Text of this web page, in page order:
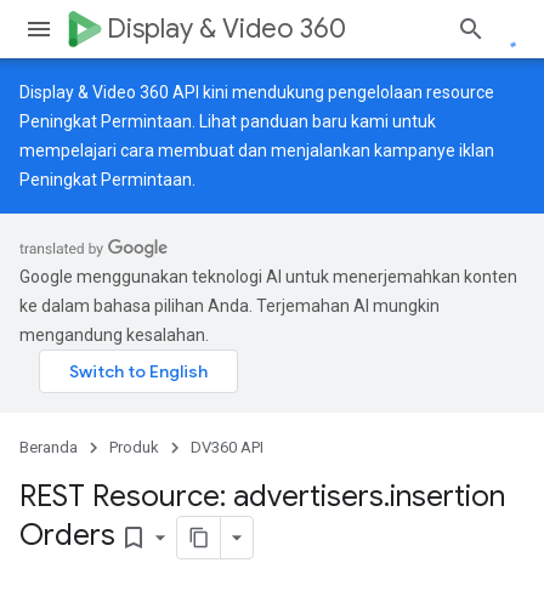
Display & Video 360
Display & Video 360 API kini mendukung pengelolaan resource
Peningkat Permintaan. Lihatpanduan baru kami untuk
mempelajari cara membuat dan menjalankan kampanye iklan
Peningkat Permintaan.
Google menggunakan teknologi AI untuk menerjemahkan konten
ke dalam bahasa pilihan Anda. Terjemahan AI mungkin
mengandung kesalahan.
Beranda Produk DV360 API
REST Resource: advertisers.insertion
Orders bookmark_border